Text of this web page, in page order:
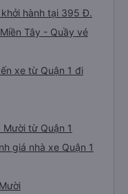
hành tại 395 Đ.
Tây - Quầy vé
xe từ Quận 1 đi
từ Quận 1
giá nhà xe Quận 1